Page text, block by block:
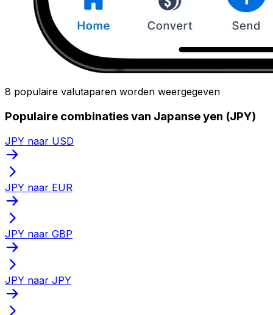
8 populaire valutaparen worden weergegeven
Populaire combinaties van Japanse yen (JPY)
JPY naar USD
JPY naar EUR
JPY naar GBP
JPY naar JPY